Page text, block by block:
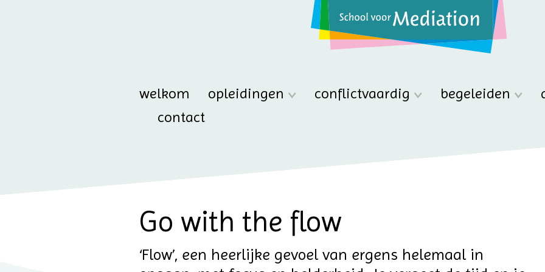
welkom opleidingen conflictvaardig begeleiden
contact
Go with the flow
‘Flow’, een heerlijke gevoel van ergens helemaal in